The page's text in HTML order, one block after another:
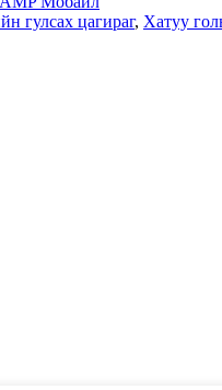
гулсах цагираг, Хатуу